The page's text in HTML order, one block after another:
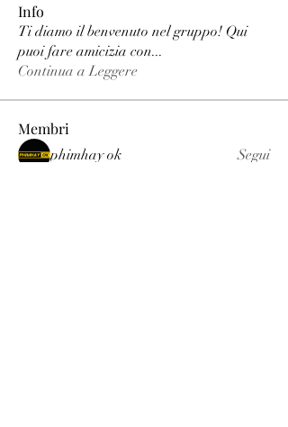
Info
Ti diamo il benvenuto nel gruppo! Qui
puoi fare amicizia con...
Continua a Leggere
Membri
phimhay ok
Segui